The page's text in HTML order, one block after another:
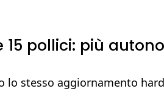
15 pollici: più
stesso aggiornamento